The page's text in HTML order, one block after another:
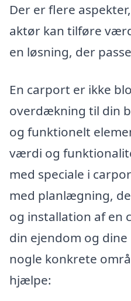
Der er flere
aktør kan tilføre
en løsning, der
En carport er ikke
overdækning til din
og funktionelt
værdi og
med speciale i
med planlægning,
og installation af en
din ejendom og
nogle konkrete
hjælpe: